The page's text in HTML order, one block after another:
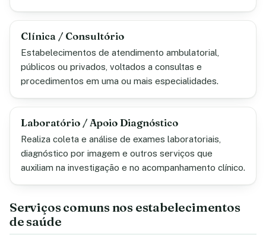
Clínica / Consultório
Estabelecimentos de atendimento ambulatorial,
públicos ou privados, voltados a consultas e
procedimentos em uma ou mais especialidades.
Laboratório / Apoio Diagnóstico
Realiza coleta e análise de exames laboratoriais,
diagnóstico por imagem e outros serviços que
auxiliam na investigação e no acompanhamento clínico.
Serviços comuns nos estabelecimentos
de saúde